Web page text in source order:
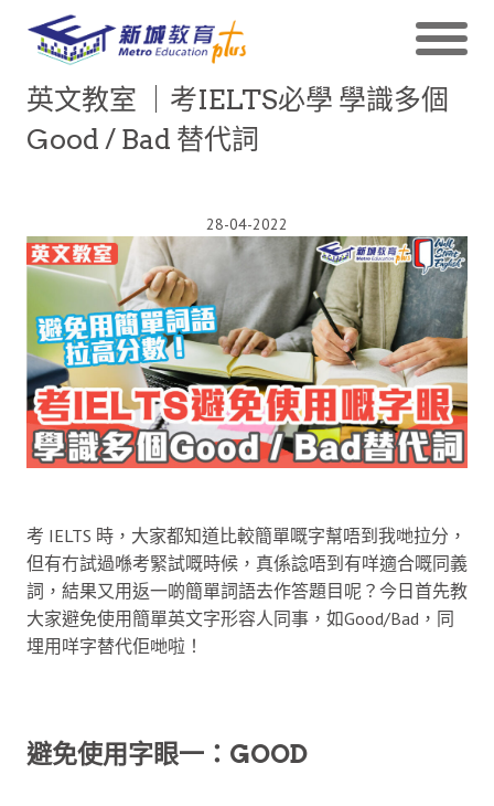
英文教室 ｜考IELTS必學 學識多個
Good / Bad 替代詞
28-04-2022
考 IELTS 時，大家都知道比較簡單嘅字幫唔到我哋拉分，
但有冇試過喺考緊試嘅時候，真係諗唔到有咩適合嘅同義
詞，結果又用返一啲簡單詞語去作答題目呢？今日首先教
大家避免使用簡單英文字形容人同事，如Good/Bad，同
埋用咩字替代佢哋啦！
避免使用字眼一：GOOD